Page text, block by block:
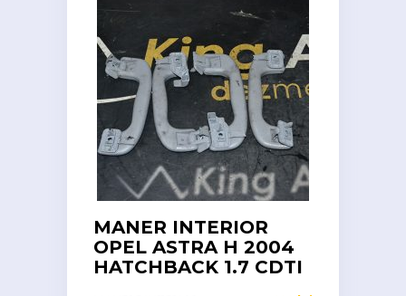
MANER INTERIOR
OPEL ASTRA H 2004
HATCHBACK 1.7 CDTI